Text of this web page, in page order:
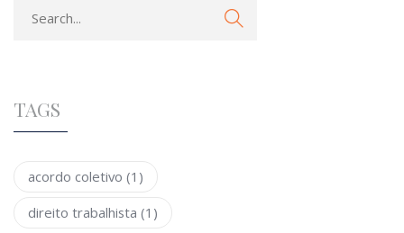
TAGS
acordo coletivo (1)
direito trabalhista (1)